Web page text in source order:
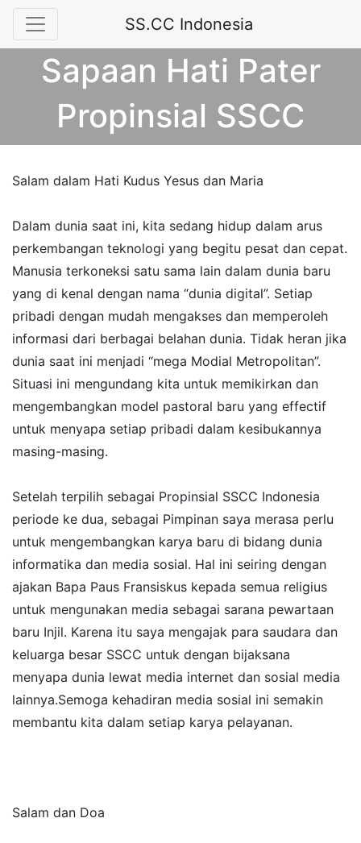
SS.CC Indonesia
Sapaan Hati Pater
Propinsial SSCC
Salam dalam Hati Kudus Yesus dan Maria
Dalam dunia saat ini, kita sedang hidup dalam arus
perkembangan teknologi yang begitu pesat dan cepat.
Manusia terkoneksi satu sama lain dalam dunia baru
yang di kenal dengan nama “dunia digital”. Setiap
pribadi dengan mudah mengakses dan memperoleh
informasi dari berbagai belahan dunia. Tidak heran jika
dunia saat ini menjadi “mega Modial Metropolitan”.
Situasi ini mengundang kita untuk memikirkan dan
mengembangkan model pastoral baru yang effectif
untuk menyapa setiap pribadi dalam kesibukannya
masing-masing.
Setelah terpilih sebagai Propinsial SSCC Indonesia
periode ke dua, sebagai Pimpinan saya merasa perlu
untuk mengembangkan karya baru di bidang dunia
informatika dan media sosial. Hal ini seiring dengan
ajakan Bapa Paus Fransiskus kepada semua religius
untuk mengunakan media sebagai sarana pewartaan
baru Injil. Karena itu saya mengajak para saudara dan
keluarga besar SSCC untuk dengan bijaksana
menyapa dunia lewat media internet dan sosial media
lainnya.Semoga kehadiran media sosial ini semakin
membantu kita dalam setiap karya pelayanan.
Salam dan Doa